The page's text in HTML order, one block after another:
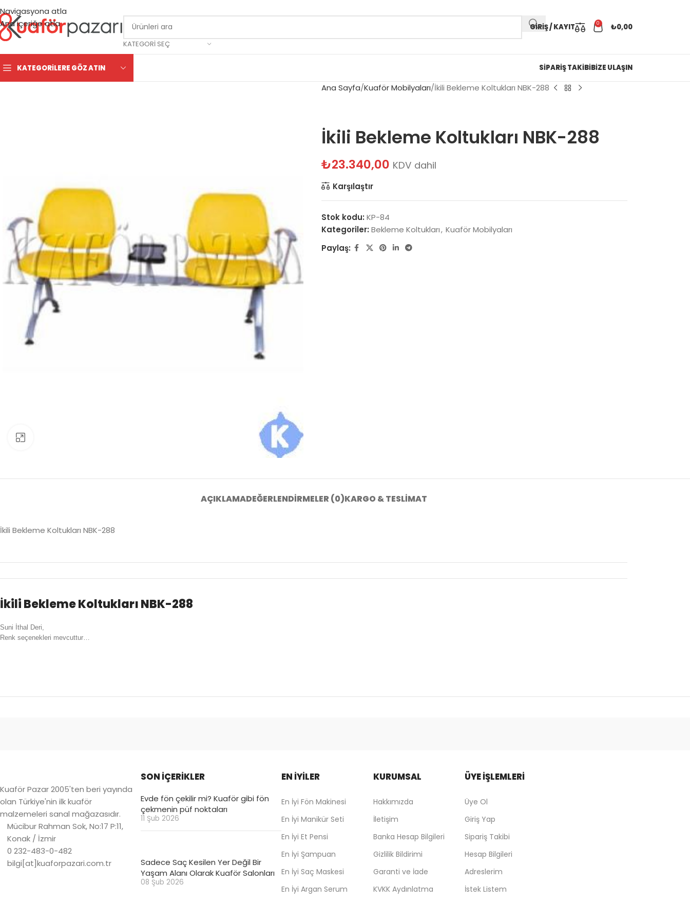
Navigasyona atla
Ana içeriğe atla
KATEGORI SEÇ
GIRIŞ / KAYIT 0 ₺0,00
KATEGORILERE GÖZ ATIN SİPARİŞ TAKİBİBİZE ULAŞIN
Ana Sayfa Kuaför Mobilyaları İkili Bekleme Koltukları NBK-288
İkili Bekleme Koltukları NBK-288
₺23.340,00 KDV dahil
Karşılaştır
Stok kodu: KP-84
Kategoriler: Bekleme Koltukları, Kuaför Mobilyaları
Paylaş:
AÇIKLAMADEĞERLENDIRMELER (0)KARGO & TESLIMAT
İkili Bekleme Koltukları NBK-288
İkili Bekleme Koltukları NBK-288
Suni İthal Deri,
Renk seçenekleri mevcuttur…
Kuaför Pazar 2005'ten beri yayında
olan Türkiye'nin ilk kuaför
malzemeleri sanal mağazasıdır.
Mücibur Rahman Sok, No:17 P:11,
Konak / İzmir
0 232-483-0-482
bilgi[at]kuaforpazari.com.tr
SON İÇERİKLER
Evde fön çekilir mi? Kuaför gibi fön
çekmenin püf noktaları
11 Şub 2026
Sadece Saç Kesilen Yer Değil Bir
Yaşam Alanı Olarak Kuaför Salonları
08 Şub 2026
EN İYİLER
En İyi Fön Makinesi
En İyi Manikür Seti
En İyi Et Pensi
En İyi Şampuan
En İyi Saç Maskesi
En İyi Argan Serum
KURUMSAL
Hakkımızda
İletişim
Banka Hesap Bilgileri
Gizlilik Bildirimi
Garanti ve İade
KVKK Aydınlatma
ÜYE İŞLEMLERİ
Üye Ol
Giriş Yap
Sipariş Takibi
Hesap Bilgileri
Adreslerim
İstek Listem